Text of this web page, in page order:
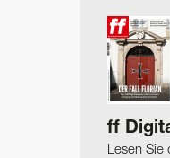
ff
Lesen Sie